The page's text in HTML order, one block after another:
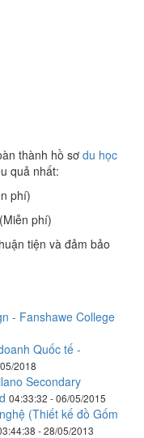
thành hồ sơ du học
quả nhất:
phí)
(Miễn phí)
tiện và đảm bảo
- Fanshawe College
Quốc tế -
2018
Secondary
04:33:32 - 06/05/2015
(Thiết kế đồ Gốm
- 28/05/2013